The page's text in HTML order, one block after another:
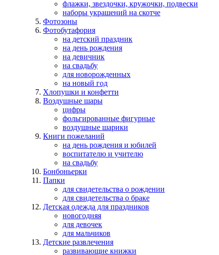
флажки, звездочки, кружочки, подвески
наборы украшений на скотче
Фотозоны
Фотобутафория
на детский праздник
на день рождения
на девичник
на свадьбу
для новорожденных
на новый год
Хлопушки и конфетти
Воздушные шары
цифры
фольгированные фигурные
воздушные шарики
Книги пожеланий
на день рождения и юбилей
воспитателю и учителю
на свадьбу
Бонбоньерки
Папки
для свидетельства о рождении
для свидетельства о браке
Детская одежда для праздников
новогодняя
для девочек
для мальчиков
Детские развлечения
развивающие книжки